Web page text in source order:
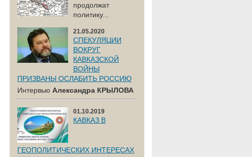
продолжат
политику...
21.05.2020
СПЕКУЛЯЦИИ
ВОКРУГ
КАВКАЗСКОЙ
ВОЙНЫ
ПРИЗВАНЫ ОСЛАБИТЬ РОССИЮ
Интервью Александра КРЫЛОВА
01.10.2019
КАВКАЗ В
ГЕОПОЛИТИЧЕСКИХ ИНТЕРЕСАХ